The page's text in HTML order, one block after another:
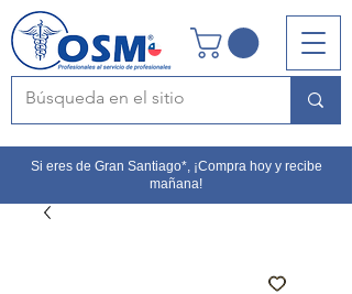
Si eres de Gran Santiago*, ¡Compra hoy y recibe
mañana!